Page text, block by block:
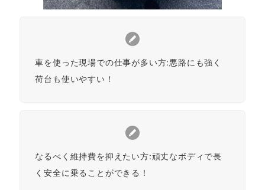
車を使った現場での仕事が多い方:悪路にも強く
荷台も使いやすい！
なるべく維持費を抑えたい方:頑丈なボディで長
く安全に乗ることができる！